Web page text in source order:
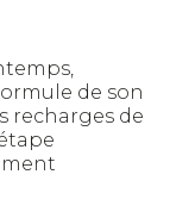
de son
recharges de